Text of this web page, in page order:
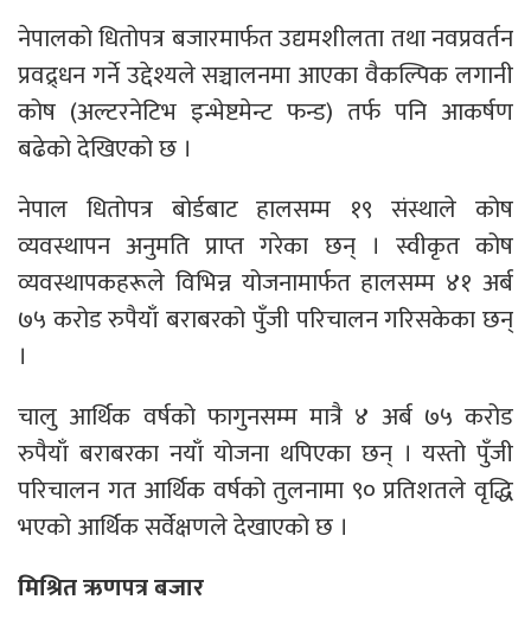
नेपालको धितोपत्र बजारमार्फत उद्यमशीलता तथा नवप्रवर्तन
प्रवद्र्धन गर्ने उद्देश्यले सञ्चालनमा आएका वैकल्पिक लगानी
कोष (अल्टरनेटिभ इन्भेष्टमेन्ट फन्ड) तर्फ पनि आकर्षण
बढेको देखिएको छ ।
नेपाल धितोपत्र बोर्डबाट हालसम्म १९ संस्थाले कोष
व्यवस्थापन अनुमति प्राप्त गरेका छन् । स्वीकृत कोष
व्यवस्थापकहरूले विभिन्न योजनामार्फत हालसम्म ४१ अर्ब
७५ करोड रुपैयाँ बराबरको पुँजी परिचालन गरिसकेका छन्
।
चालु आर्थिक वर्षको फागुनसम्म मात्रै ४ अर्ब ७५ करोड
रुपैयाँ बराबरका नयाँ योजना थपिएका छन् । यस्तो पुँजी
परिचालन गत आर्थिक वर्षको तुलनामा ९० प्रतिशतले वृद्धि
भएको आर्थिक सर्वेक्षणले देखाएको छ ।
मिश्रित ऋणपत्र बजार